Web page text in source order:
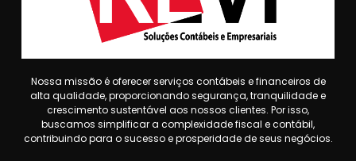
Nossa missão é oferecer serviços contábeis e financeiros de
alta qualidade, proporcionando segurança, tranquilidade e
crescimento sustentável aos nossos clientes. Por isso,
buscamos simplificar a complexidade fiscal e contábil,
contribuindo para o sucesso e prosperidade de seus negócios.